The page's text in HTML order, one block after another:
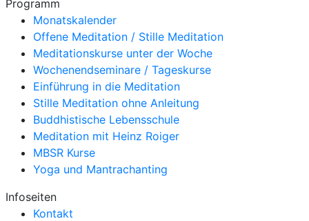
Programm
Monatskalender
Offene Meditation / Stille Meditation
Meditationskurse unter der Woche
Wochenendseminare / Tageskurse
Einführung in die Meditation
Stille Meditation ohne Anleitung
Buddhistische Lebensschule
Meditation mit Heinz Roiger
MBSR Kurse
Yoga und Mantrachanting
Infoseiten
Kontakt